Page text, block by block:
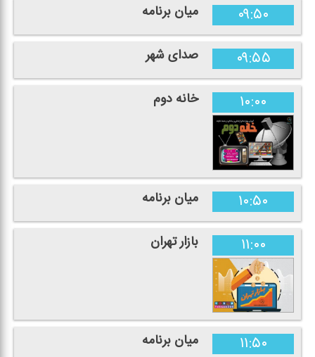
۰۹:۵۰ میان برنامه
۰۹:۵۵ صدای شهر
۱۰:۰۰ خانه دوم
۱۰:۵۰ میان برنامه
۱۱:۰۰ بازار تهران
۱۱:۵۰ میان برنامه